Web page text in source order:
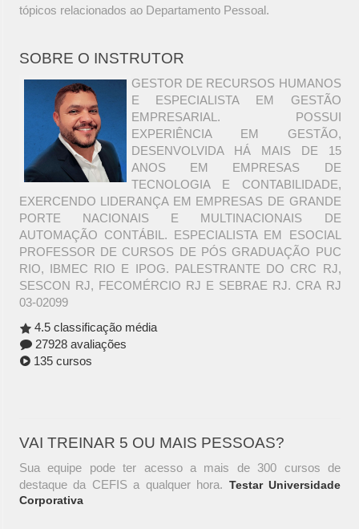
tópicos relacionados ao Departamento Pessoal.
SOBRE O INSTRUTOR
GESTOR DE RECURSOS HUMANOS
E ESPECIALISTA EM GESTÃO
EMPRESARIAL. POSSUI
EXPERIÊNCIA EM GESTÃO,
DESENVOLVIDA HÁ MAIS DE 15
ANOS EM EMPRESAS DE
TECNOLOGIA E CONTABILIDADE,
EXERCENDO LIDERANÇA EM EMPRESAS DE GRANDE
PORTE NACIONAIS E MULTINACIONAIS DE
AUTOMAÇÃO CONTÁBIL. ESPECIALISTA EM ESOCIAL
PROFESSOR DE CURSOS DE PÓS GRADUAÇÃO PUC
RIO, IBMEC RIO E IPOG. PALESTRANTE DO CRC RJ,
SESCON RJ, FECOMÉRCIO RJ E SEBRAE RJ. CRA RJ
03-02099
4.5 classificação média
27928 avaliações
135 cursos
VAI TREINAR 5 OU MAIS PESSOAS?
Sua equipe pode ter acesso a mais de 300 cursos de
destaque da CEFIS a qualquer hora. Testar Universidade
Corporativa